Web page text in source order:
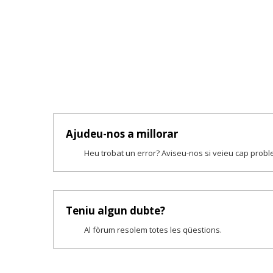
Ajudeu-nos a millorar
Heu trobat un error? Aviseu-nos si veieu cap
Teniu algun dubte?
Al fòrum resolem totes les qüestions.